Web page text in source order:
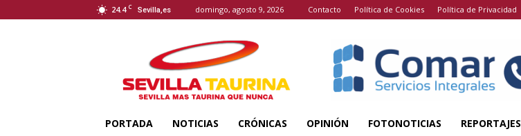
24.4 C Sevilla,es domingo, agosto 9, 2026 Contacto Política de Cookies Política de Privacidad
Taurina
PORTADA NOTICIAS CRÓNICAS OPINIÓN FOTONOTICIAS REPORTAJES